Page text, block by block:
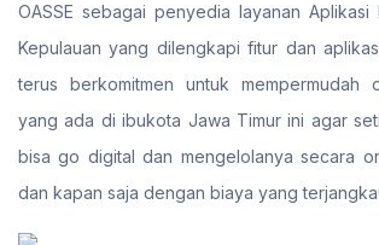
OASSE sebagai penyedia layanan
Kepulauan yang dilengkapi fitur dan
terus berkomitmen untuk mempermudah
yang ada di ibukota Jawa Timur ini agar
bisa go digital dan mengelolanya secara
dan kapan saja dengan biaya yang